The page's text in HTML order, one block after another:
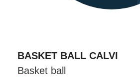
BASKET BALL CALVI
Basket ball